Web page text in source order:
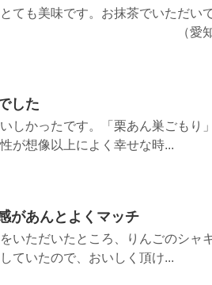
ても美味です。お抹茶でいただい
知県
した
しかったです。「栗あん巣ごもり
が想像以上によく幸せな時...
があんとよくマッチ
いただいたところ、りんごのシャ
ていたので、おいしく頂け...